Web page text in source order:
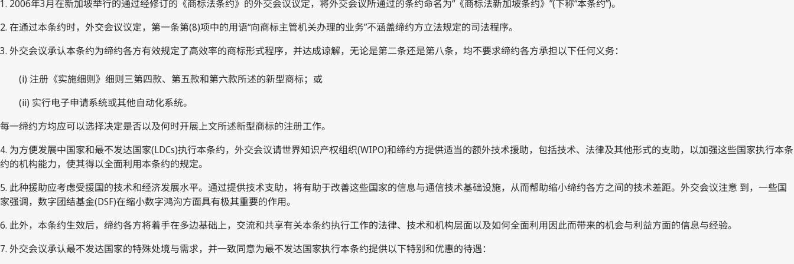
1. 2006年3月在新加坡举行的通过经修订的《商标法条约》的外交会议议定，将外交会议所通过的条约命名为“《商标法新加坡条约》”(下称“本条约”)。
2. 在通过本条约时，外交会议议定，第一条第(8)项中的用语“向商标主管机关办理的业务”不涵盖缔约方立法规定的司法程序。
3. 外交会议承认本条约为缔约各方有效规定了高效率的商标形式程序，并达成谅解，无论是第二条还是第八条，均不要求缔约各方承担以下任何义务：
(i) 注册《实施细则》细则三第四款、第五款和第六款所述的新型商标；或
(ii) 实行电子申请系统或其他自动化系统。
每一缔约方均应可以选择决定是否以及何时开展上文所述新型商标的注册工作。
4. 为方便发展中国家和最不发达国家(LDCs)执行本条约，外交会议请世界知识产权组织(WIPO)和缔约方提供适当的额外技术援助，包括技术、法律及其他形式的支助，以加强这些国家执行本条
约的机构能力，使其得以全面利用本条约的规定。
5. 此种援助应考虑受援国的技术和经济发展水平。通过提供技术支助，将有助于改善这些国家的信息与通信技术基础设施，从而帮助缩小缔约各方之间的技术差距。外交会议注意 到，一些国
家强调，数字团结基金(DSF)在缩小数字鸿沟方面具有极其重要的作用。
6. 此外，本条约生效后，缔约各方将着手在多边基础上，交流和共享有关本条约执行工作的法律、技术和机构层面以及如何全面利用因此而带来的机会与利益方面的信息与经验。
7. 外交会议承认最不发达国家的特殊处境与需求，并一致同意为最不发达国家执行本条约提供以下特别和优惠的待遇：